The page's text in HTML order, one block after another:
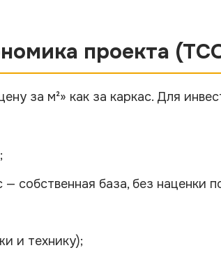
проекта
за м²» как за каркас. Для
собственная база, без наценки
и технику);